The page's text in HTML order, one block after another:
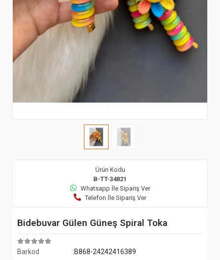
Ürün Kodu
B-TT-34821
Whatsapp İle Sipariş Ver
Telefon İle Sipariş Ver
Bidebuvar Gülen Güneş Spiral Toka
Barkod
:B868-24242416389